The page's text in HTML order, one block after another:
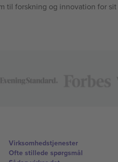
til forskning og innovation for sit
Virksomhedstjenester
Ofte stillede spørgsmål